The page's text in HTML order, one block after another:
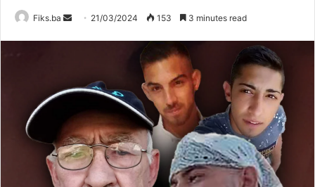
Fiks.ba
Send 21/03/2024 153 3 minutes read